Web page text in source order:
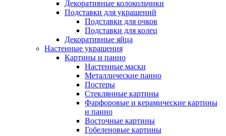
Декоративные колокольчики
Подставки для украшений
Подставки для очков
Подставки для колец
Декоративные яйца
Настенные украшения
Картины и панно
Настенные маски
Металлические панно
Постеры
Стеклянные картины
Фарфоровые и керамические картины
и панно
Восточные картины
Гобеленовые картины